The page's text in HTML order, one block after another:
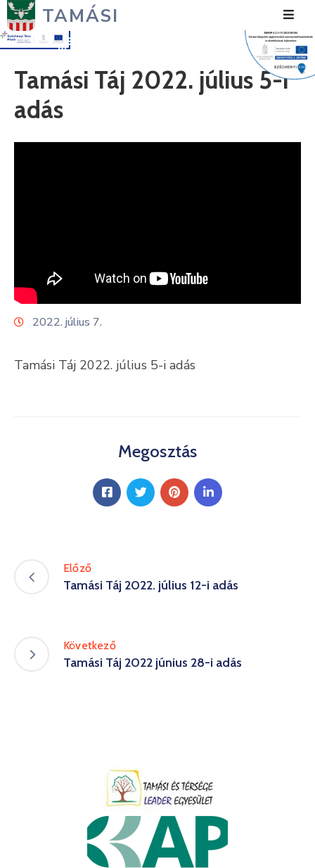
TAMÁSI
Fejlesztések
Média
Keresés
Tamási Táj 2022. július 5-i
adás
2022. július 7.
Tamási Táj 2022. július 5-i adás
Megosztás
Előző
Tamási Táj 2022. július 12-i adás
Következő
Tamási Táj 2022 június 28-i adás